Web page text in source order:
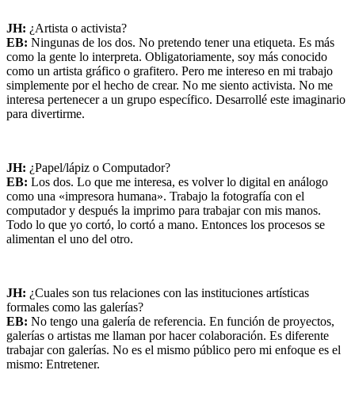
JH: ¿Artista o activista?
EB: Ningunas de los dos. No pretendo tener una etiqueta. Es más
como la gente lo interpreta. Obligatoriamente, soy más conocido
como un artista gráfico o grafitero. Pero me intereso en mi trabajo
simplemente por el hecho de crear. No me siento activista. No me
interesa pertenecer a un grupo específico. Desarrollé este imaginario
para divertirme.
JH: ¿Papel/lápiz o Computador?
EB: Los dos. Lo que me interesa, es volver lo digital en análogo
como una «impresora humana». Trabajo la fotografía con el
computador y después la imprimo para trabajar con mis manos.
Todo lo que yo cortó, lo cortó a mano. Entonces los procesos se
alimentan el uno del otro.
JH: ¿Cuales son tus relaciones con las instituciones artísticas
formales como las galerías?
EB: No tengo una galería de referencia. En función de proyectos,
galerías o artistas me llaman por hacer colaboración. Es diferente
trabajar con galerías. No es el mismo público pero mi enfoque es el
mismo: Entretener.